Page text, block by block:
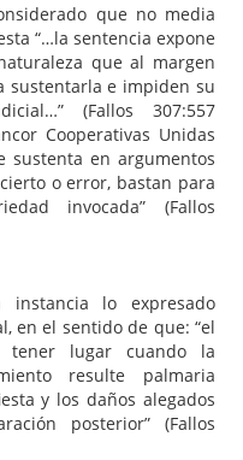
que no media
“…la sentencia expone
que al margen
sustentarla e impiden su
(Fallos 307:557
Cooperativas Unidas
sustenta en argumentos
o error, bastan para
invocada” (Fallos
lo expresado
en el sentido de que: “el
tener lugar cuando la
resulte palmaria
y los daños alegados
posterior” (Fallos